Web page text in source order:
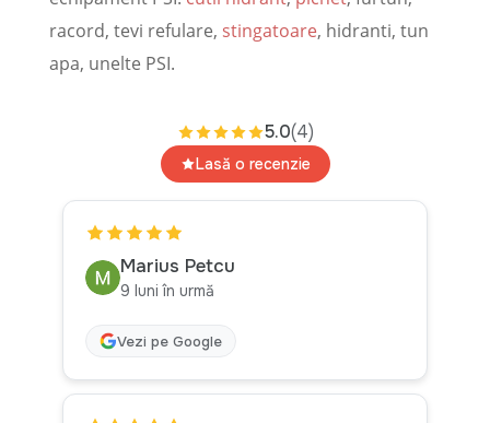
racord, tevi refulare, stingatoare, hidranti, tun
apa, unelte PSI.